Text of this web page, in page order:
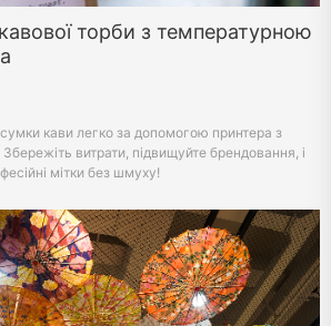
торби з температурною
кави легко за допомогою принтера з
витрати, підвищуйте брендовання, і
мітки без шмуху!